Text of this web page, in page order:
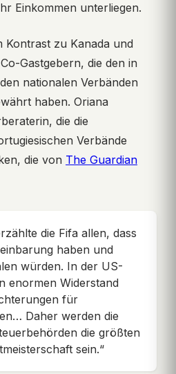
Einkommen unterliegen.
Kontrast zu Kanada und
Gastgebern, die den in
nationalen Verbänden
haben. Oriana
die die
Verbände
die von The Guardian
die Fifa allen, dass
haben und
würden. In der US-
enormen Widerstand
für
Daher werden die
die größten
sein.“